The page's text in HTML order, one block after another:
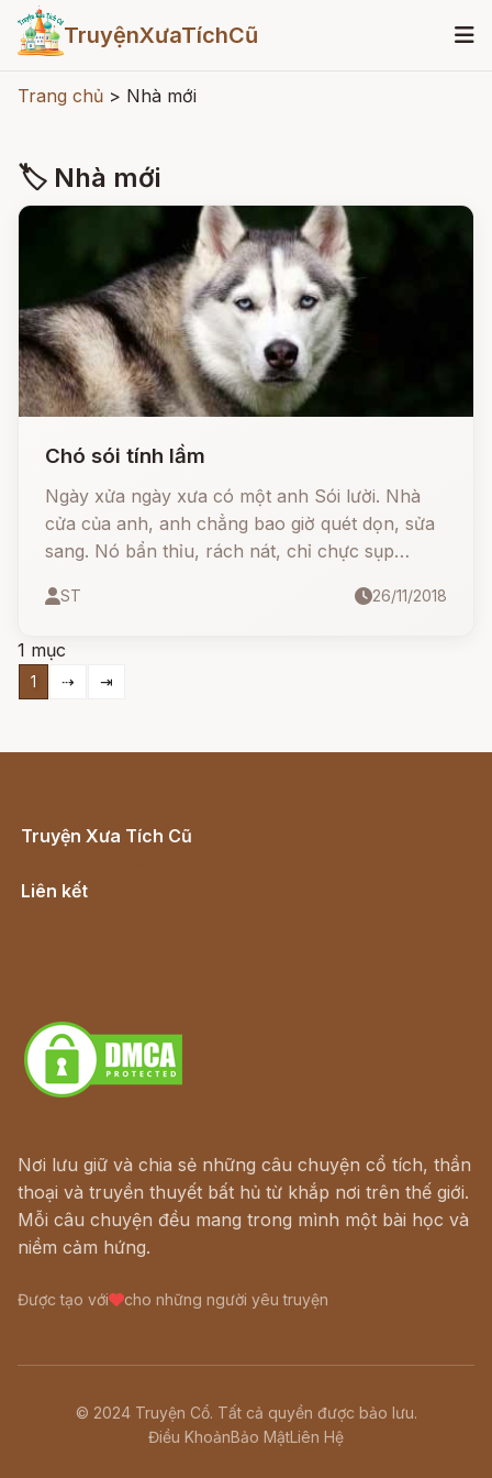
TruyệnXưaTíchCũ
Trang chủ > Nhà mới
🏷 Nhà mới
Chó sói tính lầm
Ngày xửa ngày xưa có một anh Sói lười. Nhà
cửa của anh, anh chẳng bao giờ quét dọn, sửa
sang. Nó bẩn thỉu, rách nát, chỉ chực sụp
ST 26/11/2018
1 mục
1 ⇢ ⇥
Truyện Xưa Tích Cũ
Liên kết
Nơi lưu giữ và chia sẻ những câu chuyện cổ tích, thần
thoại và truyền thuyết bất hủ từ khắp nơi trên thế giới.
Mỗi câu chuyện đều mang trong mình một bài học và
niềm cảm hứng.
Được tạo với cho những người yêu truyện
© 2024 Truyện Cổ. Tất cả quyền được bảo lưu.
Điều KhoảnBảo MậtLiên Hệ